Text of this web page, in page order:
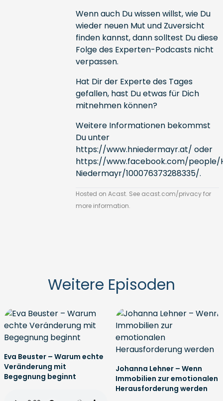
Wenn auch Du wissen willst, wie Du
wieder neuen Mut und Zuversicht
finden kannst, dann solltest Du diese
Folge des Experten-Podcasts nicht
verpassen.
Hat Dir der Experte des Tages
gefallen, hast Du etwas für Dich
mitnehmen können?
Weitere Informationen bekommst
Du unter
https://www.hniedermayr.at/ oder
https://www.facebook.com/
Niedermayr/100076373288335/.
Hosted on Acast. See acast.com/privacyfor
more information.
Weitere Episoden
Eva Beuster – Warum echte
Veränderung mit
Begegnung beginnt
Johanna Lehner – Wenn
Immobilien zur emotionalen
Herausforderung werden